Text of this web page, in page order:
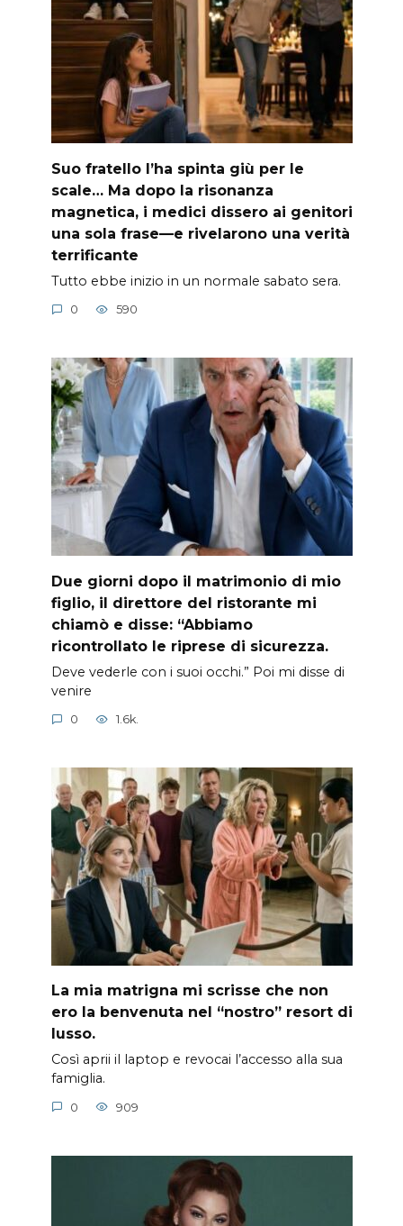
Suo fratello l’ha spinta giù per le
scale… Ma dopo la risonanza
magnetica, i medici dissero ai genitori
una sola frase—e rivelarono una verità
terrificante
Tutto ebbe inizio in un normale sabato sera.
0 590
Due giorni dopo il matrimonio di mio
figlio, il direttore del ristorante mi
chiamò e disse: “Abbiamo
ricontrollato le riprese di sicurezza.
Deve vederle con i suoi occhi.” Poi mi disse di
venire
0 1.6k.
La mia matrigna mi scrisse che non
ero la benvenuta nel “nostro” resort di
lusso.
Così aprii il laptop e revocai l’accesso alla sua
famiglia.
0 909